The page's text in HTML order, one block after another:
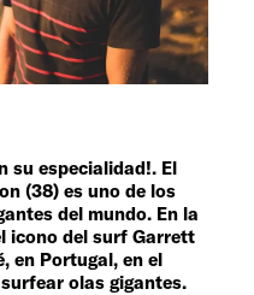
su especialidad!. El
(38) es uno de los
del mundo. En la
icono del surf Garrett
en Portugal, en el
olas gigantes.